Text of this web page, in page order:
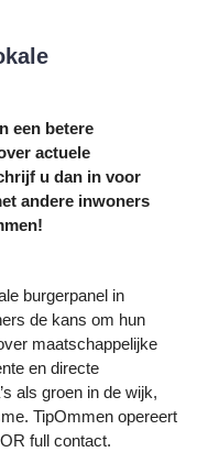
een betere
actuele
u dan in voor
andere inwoners
burgerpanel in
de kans om hun
maatschappelijke
en directe
als groen in de wijk,
TipOmmen opereert
full contact.